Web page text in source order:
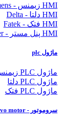
HMI زیمنس - Siemens
HMI دلتا - Delta
HMI فتک - Fatek
HMI پنل مستر - Panel master
ماژول plc
ماژول PLC زیمنس
ماژول PLC دلتا
ماژول PLC فتک
سروموتور - Servo motor